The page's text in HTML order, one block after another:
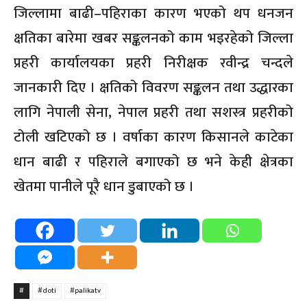
जिल्लामा बाढी–पहिराका कारण भएको थप धनजन
क्षतिका बारेमा खबर सङ्कलनको काम भइरहेको जिल्ला
प्रहरी कार्यालयका प्रहरी निरीक्षक रवीन्द्र चन्दले
जानकारी दिए । क्षतिको विवरण सङ्कलन तथा उद्धारका
लागि नेपाली सेना, नेपाल प्रहरी तथा सशस्त्र प्रहरीको
टोली खटिएको छ । वर्षाका कारण किसानले काटेका
धान बाढी र पहिराले बगाएको छ भने केही क्षेत्रका
खेतमा पानीले पूरै धान डुबाएको छ ।
# #doti #palikatv